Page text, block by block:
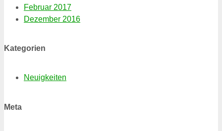
Februar 2017
Dezember 2016
Kategorien
Neuigkeiten
Meta